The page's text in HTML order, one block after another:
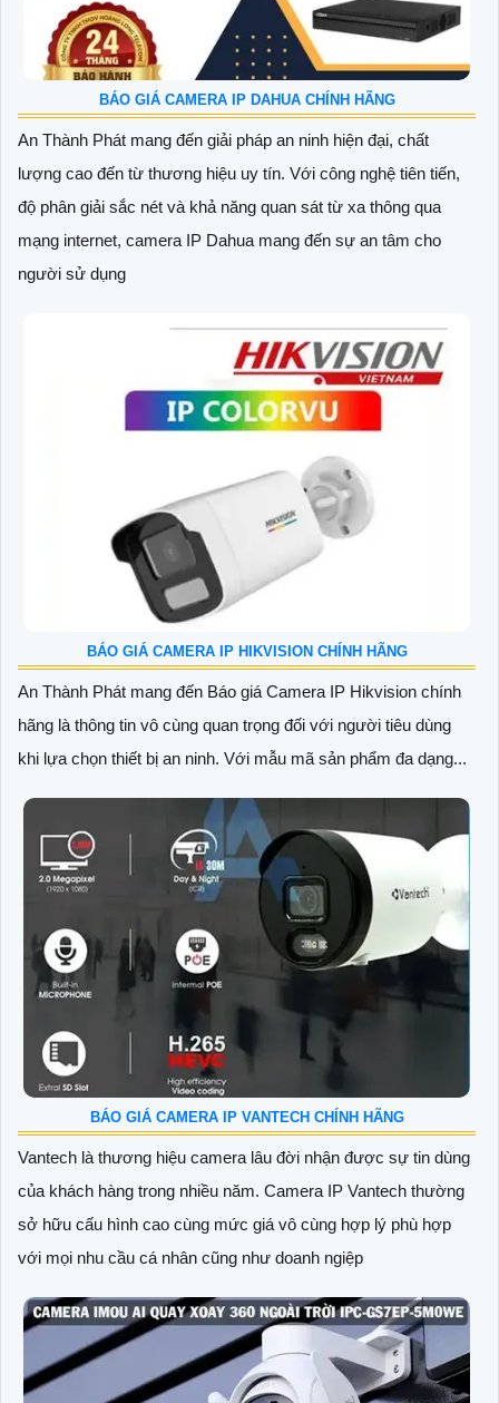
BÁO GIÁ CAMERA IP DAHUA CHÍNH HÃNG
An Thành Phát mang đến giải pháp an ninh hiện đại, chất
lượng cao đến từ thương hiệu uy tín. Với công nghệ tiên tiến,
độ phân giải sắc nét và khả năng quan sát từ xa thông qua
mạng internet, camera IP Dahua mang đến sự an tâm cho
người sử dụng
BÁO GIÁ CAMERA IP HIKVISION CHÍNH HÃNG
An Thành Phát mang đến Báo giá Camera IP Hikvision chính
hãng là thông tin vô cùng quan trọng đối với người tiêu dùng
khi lựa chọn thiết bị an ninh. Với mẫu mã sản phẩm đa dạng...
BÁO GIÁ CAMERA IP VANTECH CHÍNH HÃNG
Vantech là thương hiệu camera lâu đời nhận được sự tin dùng
của khách hàng trong nhiều năm. Camera IP Vantech thường
sở hữu cấu hình cao cùng mức giá vô cùng hợp lý phù hợp
với mọi nhu cầu cá nhân cũng như doanh ngiệp